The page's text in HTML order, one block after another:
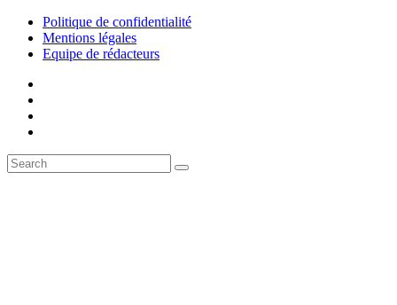
Politique de confidentialité
Mentions légales
Equipe de rédacteurs